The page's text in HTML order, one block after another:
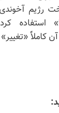
رژیم
استفاده
کاملاًً